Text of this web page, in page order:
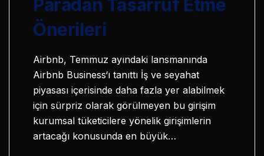
Paradan Tasarruf Etme
Önerileri
Airbnb, Temmuz ayındaki lansmanında
Airbnb Business‘ı tanıttı İş ve seyahat
piyasası içerisinde daha fazla yer alabilmek
için sürpriz olarak görülmeyen bu girişim
kurumsal tüketicilere yönelik girişimlerin
artacağı konusunda en büyük…